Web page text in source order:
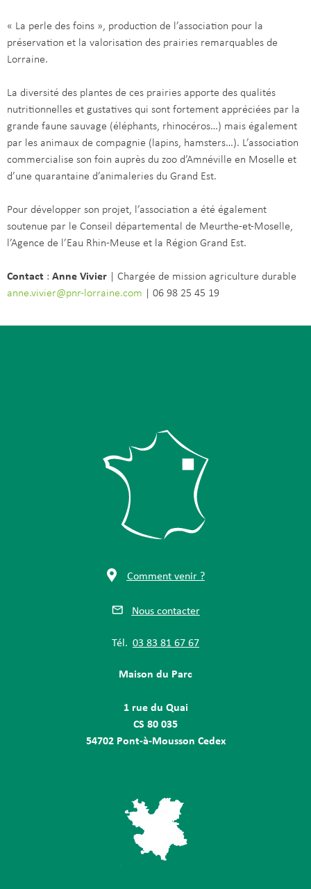
« La perle des foins », production de l’association pour la
préservation et la valorisation des prairies remarquables de
Lorraine.
La diversité des plantes de ces prairies apporte des qualités
nutritionnelles et gustatives qui sont fortement appréciées par la
grande faune sauvage (éléphants, rhinocéros…) mais également
par les animaux de compagnie (lapins, hamsters…). L’association
commercialise son foin auprès du zoo d’Amnéville en Moselle et
d’une quarantaine d’animaleries du Grand Est.
Pour développer son projet, l’association a été également
soutenue par le Conseil départemental de Meurthe-et-Moselle,
l’Agence de l’Eau Rhin-Meuse et la Région Grand Est.
Contact : Anne Vivier | Chargée de mission agriculture durable
anne.vivier@pnr-lorraine.com | 06 98 25 45 19
Comment venir ?
Nous contacter
Tél. 03 83 81 67 67
Maison du Parc
1 rue du Quai
CS 80 035
54702 Pont-à-Mousson Cedex